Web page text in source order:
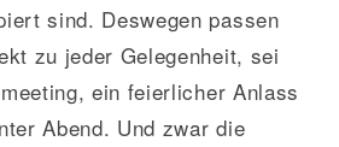
sind. Deswegen passen
zu jeder Gelegenheit, sei
ein feierlicher Anlass
Abend. Und zwar die